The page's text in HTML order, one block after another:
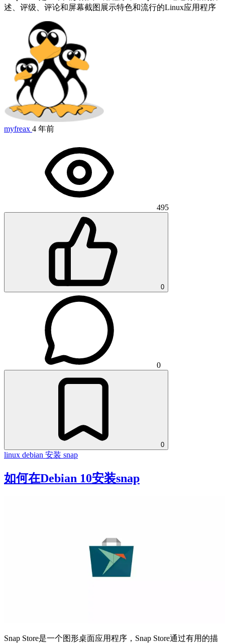
述、评级、评论和屏幕截图展示特色和流行的Linux应用程序
myfreax 4 年前
495
0
0
0
linux debian 安装 snap
如何在Debian 10安装snap
Snap Store是一个图形桌面应用程序，Snap Store通过有用的描